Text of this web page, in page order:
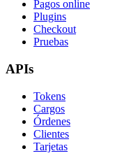
Pagos online
Plugins
Checkout
Pruebas
APIs
Tokens
Cargos
Órdenes
Clientes
Tarjetas